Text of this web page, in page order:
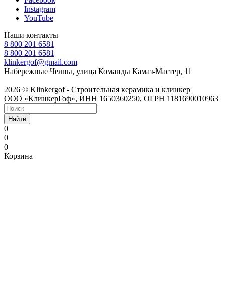
Instagram
YouTube
Наши контакты
8 800 201 6581
8 800 201 6581
klinkergof@gmail.com
Набережные Челны, улица Команды Камаз-Мастер, 11
2026 © Klinkergof - Строительная керамика и клинкер
ООО «КлинкерГоф», ИНН 1650360250, ОГРН 1181690010963
Найти
0
0
0
Корзина